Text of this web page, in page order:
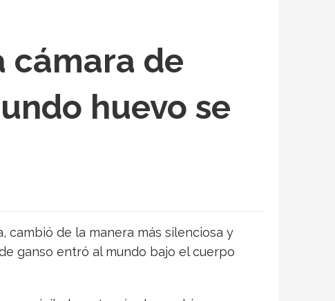
cámara de
huevo se
cambió de la manera más silenciosa y
ganso entró al mundo bajo el cuerpo